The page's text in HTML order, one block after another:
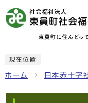
現在位置
ホーム 日本赤十字